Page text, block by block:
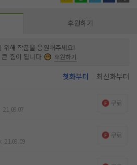
후원하기
위해 작품을 응원해주세요!
큰 힘이 됩니다
후원하기
첫화부터 최신화부터
21.09.07
무료
21.09.09
무료